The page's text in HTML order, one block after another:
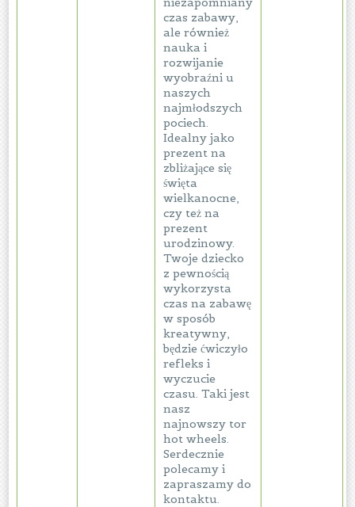
czas zabawy,
ale również
nauka i
rozwijanie
wyobraźni u
naszych
najmłodszych
pociech.
Idealny jako
prezent na
zbliżające się
święta
wielkanocne,
czy też na
prezent
urodzinowy.
Twoje dziecko
z pewnością
wykorzysta
czas na zabawę
w sposób
kreatywny,
będzie ćwiczyło
refleks i
wyczucie
czasu. Taki jest
nasz
najnowszy tor
hot wheels.
Serdecznie
polecamy i
zapraszamy do
kontaktu.